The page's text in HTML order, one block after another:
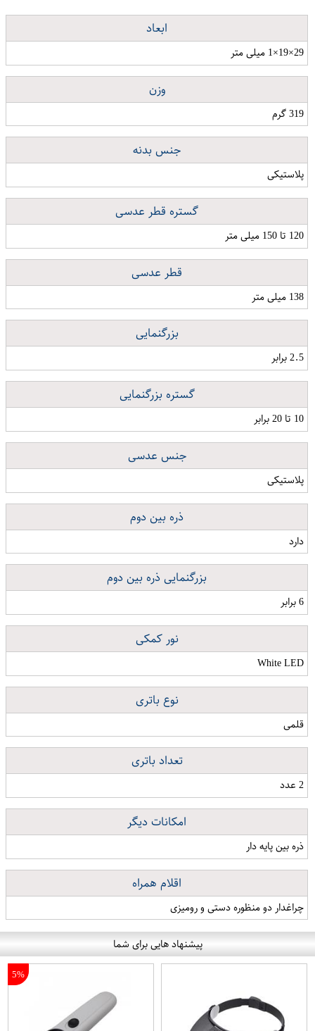
ابعاد
29×19×1 میلی متر
وزن
319 گرم
جنس بدنه
پلاستیکی
گستره قطر عدسی
120 تا 150 میلی متر
قطر عدسی
138 میلی متر
بزرگنمایی
2.5 برابر
گستره بزرگنمایی
10 تا 20 برابر
جنس عدسی
پلاستیکی
ذره بین دوم
دارد
بزرگنمایی ذره بین دوم
6 برابر
نور کمکی
White LED
نوع باتری
قلمی
تعداد باتری
2 عدد
امکانات دیگر
ذره بین پایه دار
اقلام همراه
چراغدار دو منظوره دستی و رومیزی
پیشنهاد هایی برای شما
5%